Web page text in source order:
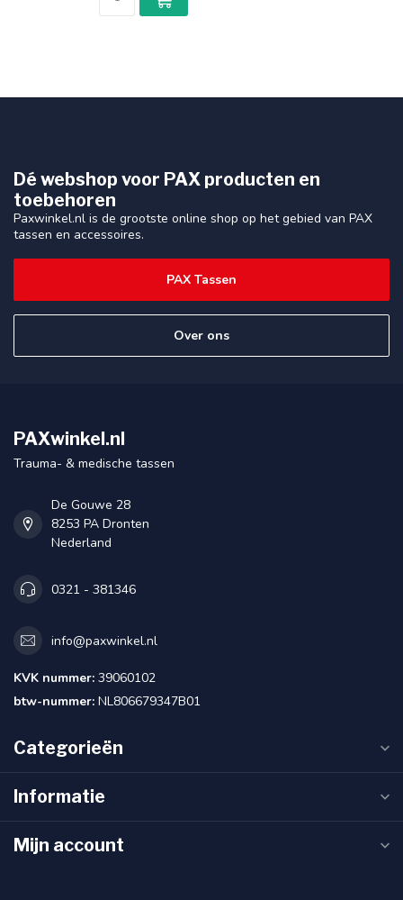
Dé webshop voor PAX producten en
toebehoren
Paxwinkel.nl is de grootste online shop op het gebied van PAX
tassen en accessoires.
PAX Tassen
Over ons
PAXwinkel.nl
Trauma- & medische tassen
De Gouwe 28
8253 PA Dronten
Nederland
0321 - 381346
info@paxwinkel.nl
KVK nummer: 39060102
btw-nummer: NL806679347B01
Categorieën
Informatie
Mijn account